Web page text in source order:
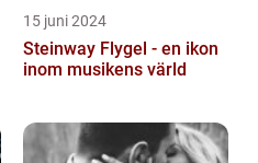
15 juni 2024
Steinway Flygel - en ikon
inom musikens värld